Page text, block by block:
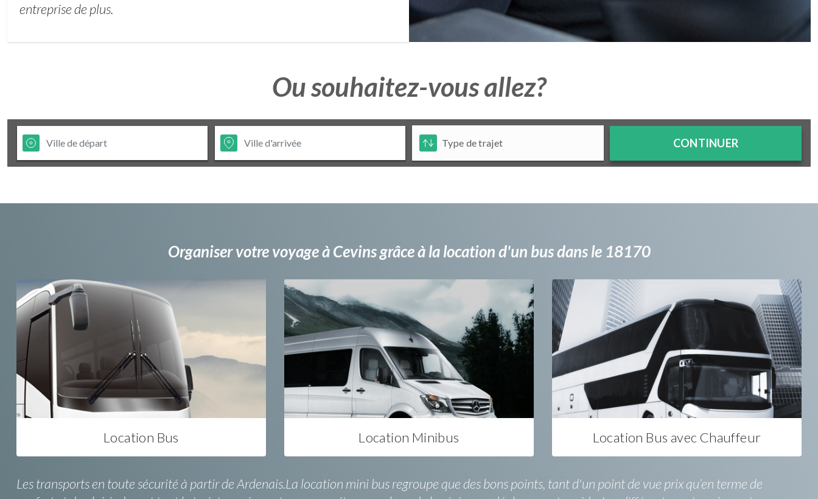
entreprise de plus.
Ou souhaitez-vous allez?
CONTINUER
Organiser votre voyage à Cevins grâce à la location d'un bus dans le 18170
Location Bus Location Minibus Location Bus avec Chauffeur
Les transports en toute sécurité à partir de Ardenais.La location mini bus regroupe que des bons points, tant d'un point de vue prix qu’en terme de